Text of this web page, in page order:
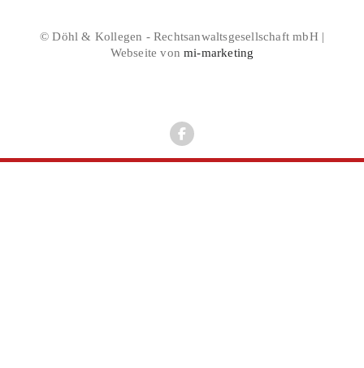
© Döhl & Kollegen - Rechtsanwaltsgesellschaft mbH |
Webseite vonmi-marketing